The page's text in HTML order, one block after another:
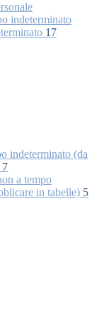
indeterminato
17
indeterminato (da
7
a tempo
in tabelle) 5